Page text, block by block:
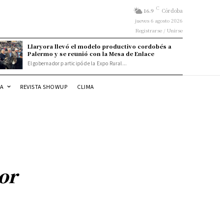
16.9 C Córdoba
jueves 6 agosto 2026
Registrarse / Unirse
Llaryora llevó el modelo productivo cordobés a
Palermo y se reunió con la Mesa de Enlace
El gobernador participó de la Expo Rural...
REVISTA SHOWUP CLIMA